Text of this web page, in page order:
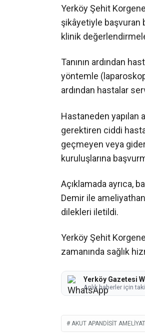
Yerköy Şehit
şikâyetiyle başvuran
klinik
Tanının ardından
yöntemle
ardından hastalar
Hastaneden yapılan
gerektiren ciddi
geçmeyen veya
kuruluşlarına
Açıklamada ayrıca,
Demir ile
dilekleri iletildi.
Yerköy Şehit
zamanında sağlık
Yerköy Gazetesi
Anlık haberler için
AKUT APANDISIT